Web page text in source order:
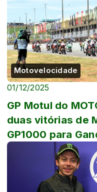
Motovelocidade
01/12/2025
GP Motul do
duas vitórias de
GP1000 para